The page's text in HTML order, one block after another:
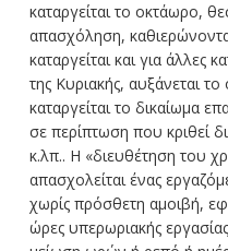
καταργείται το οκτάωρο,
απασχόληση,
καταργείται και για άλλες
της Κυριακής, αυξάνεται
καταργείται το δικαίωμα
σε περίπτωση που κριθεί
κ.λπ.. Η «διευθέτηση του
απασχολείται ένας
χωρίς πρόσθετη αμοιβή,
ώρες υπερωριακής